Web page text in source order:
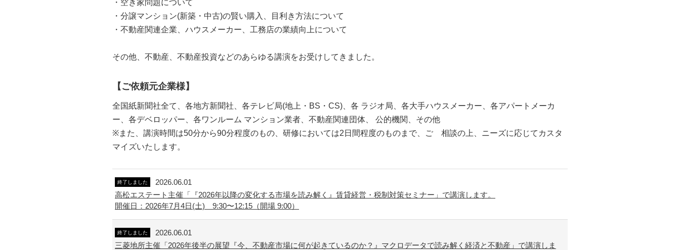
・空き家問題について
・分譲マンション(新築・中古)の賢い購入、目利き方法について
・不動産関連企業、ハウスメーカー、工務店の業績向上について
その他、不動産、不動産投資などのあらゆる講演をお受けしてきました。
【ご依頼元企業様】
全国紙新聞社全て、各地方新聞社、各テレビ局(地上・BS・CS)、各 ラジオ局、各大手ハウスメーカー、各アパートメーカ
ー、各デベロッパー、各ワンルーム マンション業者、不動産関連団体、 公的機関、その他
※また、講演時間は50分から90分程度のもの、研修においては2日間程度のものまで、ご゙相談の上、ニーズに応じてカスタ
マイズいたします。
終了しました
2026.06.01
高松エステート主催「『2026年以降の変化する市場を読み解く』賃貸経営・税制対策セミナー」で講演します。
開催日：2026年7月4日(土) 9:30〜12:15（開場 9:00）
終了しました
2026.06.01
三菱地所主催「2026年後半の展望『今、不動産市場に何が起きているのか？』マクロデータで読み解く経済と不動産」で講演しま